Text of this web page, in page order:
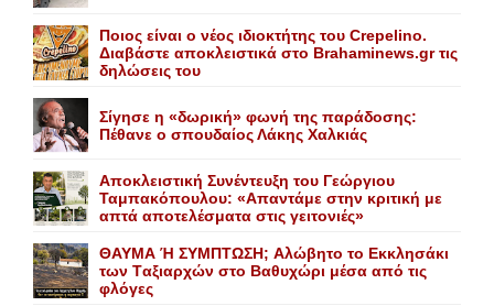
Ποιος είναι ο νέος ιδιοκτήτης του Crepelino.
Διαβάστε αποκλειστικά στο Brahaminews.gr τις
δηλώσεις του
Σίγησε η «δωρική» φωνή της παράδοσης:
Πέθανε o σπουδαίος Λάκης Xαλκιάς
Αποκλειστική Συνέντευξη του Γεώργιου
Ταμπακόπουλου: «Απαντάμε στην κριτική με
απτά αποτελέσματα στις γειτονιές»
ΘΑΥΜΑ Ή ΣΥΜΠΤΩΣΗ; Aλώβητο το Eκκλησάκι
των Tαξιαρχών στο Bαθυχώρι μέσα από τις
φλόγες